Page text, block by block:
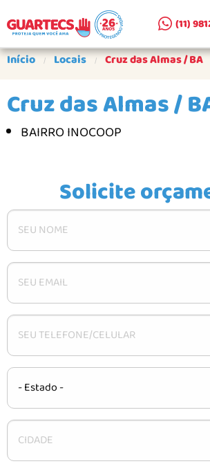
(11)
EMPRESA
SEJA UM PARCEIRO
PRODUTOS
CERCA DE SUPERFÍCIE AS
COMO COMPRAR
CARACTERÍSTICAS
INSTALAÇÃO
CONTATO
Início Locais Cruz das Almas / BA
Cruz das Almas /
BAIRRO INOCOOP
Solicite